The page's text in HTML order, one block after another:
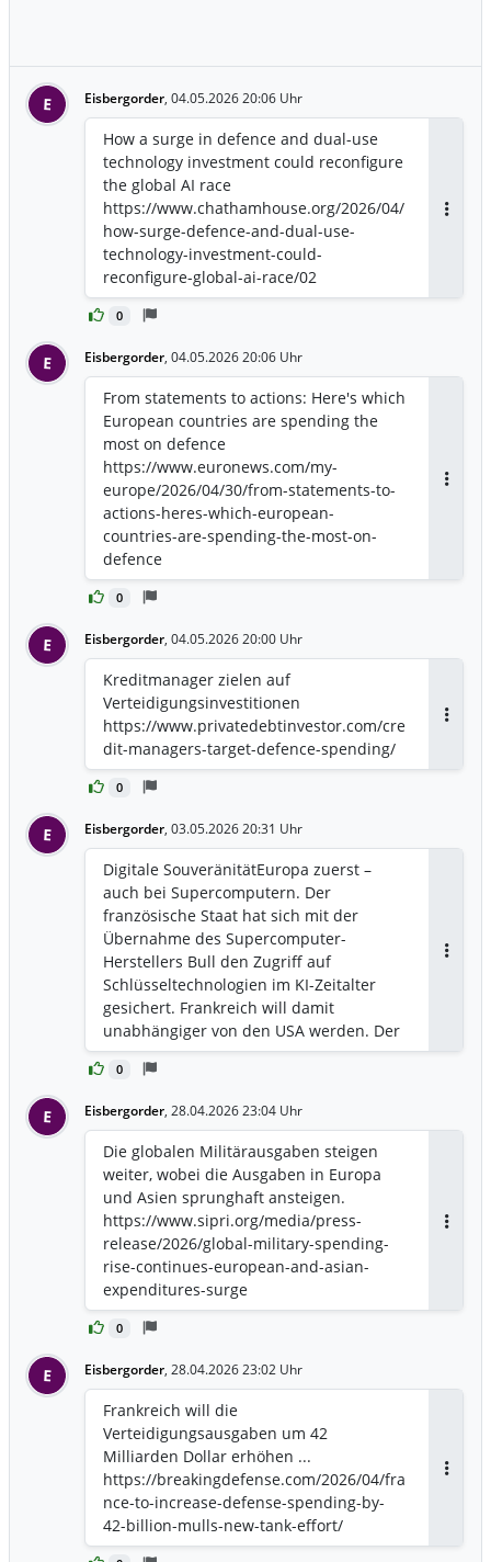
E Eisbergorder, 04.05.2026 20:06 Uhr
0
How a surge in defence and dual-use
technology investment could reconfigure
the global AI race
https://www.chathamhouse.org/2026/04/
how-surge-defence-and-dual-use-
technology-investment-could-
reconfigure-global-ai-race/02
E Eisbergorder, 04.05.2026 20:06 Uhr
0
From statements to actions: Here's which
European countries are spending the
most on defence
https://www.euronews.com/my-
europe/2026/04/30/from-statements-to-
actions-heres-which-european-
countries-are-spending-the-most-on-
defence
E Eisbergorder, 04.05.2026 20:00 Uhr
0
Kreditmanager zielen auf
Verteidigungsinvestitionen
https://www.privatedebtinvestor.com/cre
dit-managers-target-defence-spending/
E Eisbergorder, 03.05.2026 20:31 Uhr
0
Digitale SouveränitätEuropa zuerst –
auch bei Supercomputern. Der
französische Staat hat sich mit der
Übernahme des Supercomputer-
Herstellers Bull den Zugriff auf
Schlüsseltechnologien im KI-Zeitalter
gesichert. Frankreich will damit
unabhängiger von den USA werden. Der
Unternehmenschef wirbt um deutsche
Beteiligungen.
/supercomputer-frankreich-staat-bull-
europas-souveraenitaet-li.3472924?
reduced=true
E Eisbergorder, 28.04.2026 23:04 Uhr
0
Die globalen Militärausgaben steigen
weiter, wobei die Ausgaben in Europa
und Asien sprunghaft ansteigen.
https://www.sipri.org/media/press-
release/2026/global-military-spending-
rise-continues-european-and-asian-
expenditures-surge
E Eisbergorder, 28.04.2026 23:02 Uhr
Frankreich will die
Verteidigungsausgaben um 42
Milliarden Dollar erhöhen ...
https://breakingdefense.com/2026/04/fra
nce-to-increase-defense-spending-by-
42-billion-mulls-new-tank-effort/